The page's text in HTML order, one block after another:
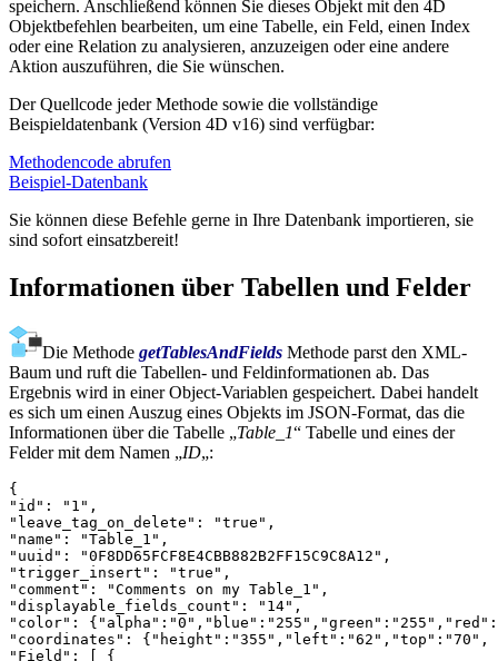
speichern. Anschließend können Sie dieses Objekt mit den 4D
Objektbefehlen bearbeiten, um eine Tabelle, ein Feld, einen Index
oder eine Relation zu analysieren, anzuzeigen oder eine andere
Aktion auszuführen, die Sie wünschen.
Der Quellcode jeder Methode sowie die vollständige
Beispieldatenbank (Version 4D v16) sind verfügbar:
Methodencode abrufen
Beispiel-Datenbank
Sie können diese Befehle gerne in Ihre Datenbank importieren, sie
sind sofort einsatzbereit!
Informationen über Tabellen und Felder
Die Methode getTablesAndFields Methode parst den XML-
Baum und ruft die Tabellen- und Feldinformationen ab. Das
Ergebnis wird in einer Object-Variablen gespeichert. Dabei handelt
es sich um einen Auszug eines Objekts im JSON-Format, das die
Informationen über die Tabelle „Table_1“ Tabelle und eines der
Felder mit dem Namen „ID„:
{
"id": "1",
"leave_tag_on_delete": "true",
"name": "Table_1",
"uuid": "0F8DD65FCF8E4CBB882B2FF15C9C8A12",
"trigger_insert": "true",
"comment": "Comments on my Table_1",
"displayable_fields_count": "14",
"color":
"coordinates": {"height":"355","left":"62","top":"70",
"Field": [ {